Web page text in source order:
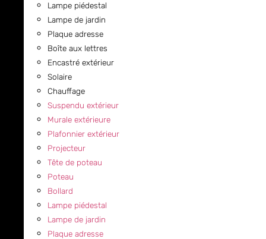
Lampe piédestal
Lampe de jardin
Plaque adresse
Boîte aux lettres
Encastré extérieur
Solaire
Chauffage
Suspendu extérieur
Murale extérieure
Plafonnier extérieur
Projecteur
Tête de poteau
Poteau
Bollard
Lampe piédestal
Lampe de jardin
Plaque adresse